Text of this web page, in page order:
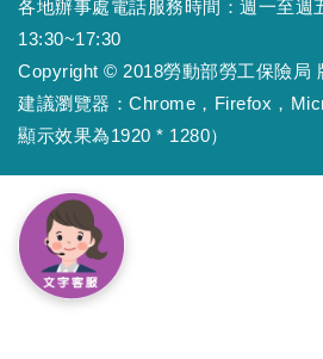
各地辦事處電話服務時間：週一至週
13:30~17:30
Copyright © 2018勞動部勞工保險局
建議瀏覽器：Chrome，Firefox，
顯示效果為1920 * 1280）